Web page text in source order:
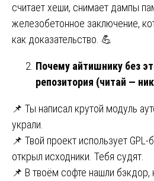
считает хеши, снимает дампы
железобетонное заключение,
как доказательство. 💪
Почему айтишнику без
репозитория (читай —
📌 Ты написал крутой модуль
украли.
📌 Твой проект использует GPL-
открыл исходники. Тебя судят.
📌 В твоём софте нашли бэкдор,